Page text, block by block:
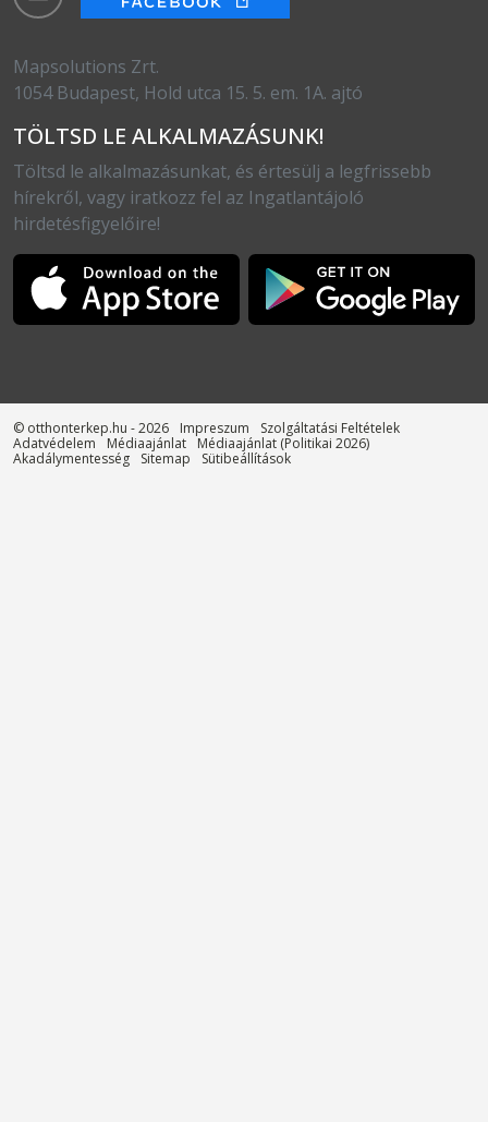
Mapsolutions Zrt.
1054 Budapest, Hold utca 15. 5. em. 1A. ajtó
TÖLTSD LE ALKALMAZÁSUNK!
Töltsd le alkalmazásunkat, és értesülj a legfrissebb
hírekről, vagy iratkozz fel az Ingatlantájoló
hirdetésfigyelőire!
© otthonterkep.hu - 2026 Impreszum
Szolgáltatási Feltételek
Adatvédelem
Médiaajánlat
Médiaajánlat (Politikai 2026)
Akadálymentesség
Sitemap Sütibeállítások